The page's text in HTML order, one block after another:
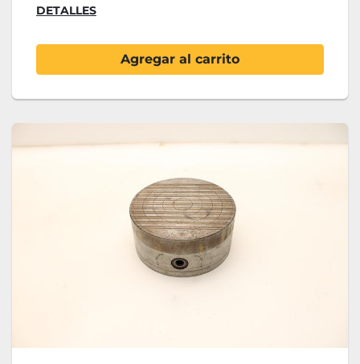
DETALLES
Agregar al carrito